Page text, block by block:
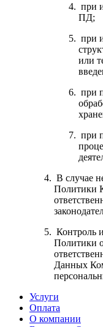
при
ПД;
при
или
при
при
В случае
Политики
Контроль
Политики
Данных
Услуги
Оплата
О компании